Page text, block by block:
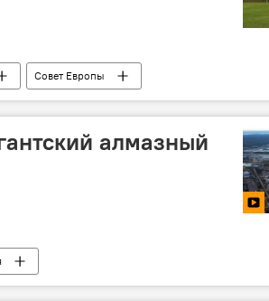
Совет Европы
Возвращение России в ПАСЕ
алмазный